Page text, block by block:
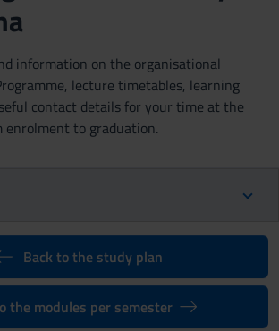
information on the organisational
lecture timetables, learning
contact details for your time at the
enrolment to graduation.
Back to the study plan
the modules per semester